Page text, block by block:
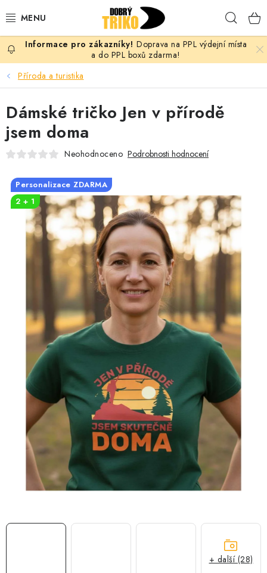
na
PRO ŽENY
PRO MUŽE
PRO DĚTI
PRO PÁRY
VLASTNÍ MOTIV
TRIČKA
OKAMŽITĚ K ODBĚRU
MÁM SRDCE POMÁHÁM
VÁNOCE
PROVIZNÍ SYSTÉM
O nás Časté otázky
Doprava a platba
Obchodní podmínky
Zásady zpracování ochrany osobních údajů
Napište nám
Doprava na PPL výdejní místa
a do PPL boxů zdarma!
Příroda a turistika
Dámské tričko Jen v přírodě
jsem doma
Neohodnoceno Podrobnosti hodnocení
Personalizace ZDARMA
2 + 1
+ další (28)